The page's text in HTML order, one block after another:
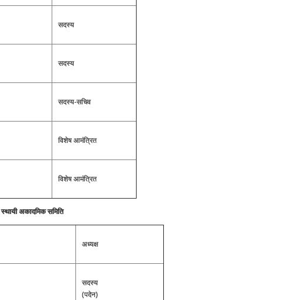
सदस्य
सदस्य
सदस्य-सचिव
विशेष आमंत्रित
विशेष आमंत्रित
स्थायी अकादमिक समिति
अध्यक्ष
सदस्य
(पदेन)